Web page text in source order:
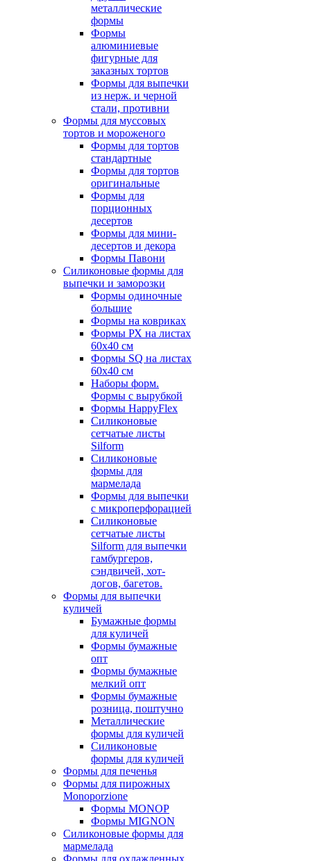
металлические
формы
Формы
алюминиевые
фигурные для
заказных тортов
Формы для выпечки
из нерж. и черной
стали, противни
Формы для муссовых
тортов и мороженого
Формы для тортов
стандартные
Формы для тортов
оригинальные
Формы для
порционных
десертов
Формы для мини-
десертов и декора
Формы Павони
Силиконовые формы для
выпечки и заморозки
Формы одиночные
большие
Формы на ковриках
Формы РХ на листах
60х40 см
Формы SQ на листах
60х40 см
Наборы форм.
Формы с вырубкой
Формы HappyFlex
Силиконовые
сетчатые листы
Silform
Силиконовые
формы для
мармелада
Формы для выпечки
с микроперфорацией
Силиконовые
сетчатые листы
Silform для выпечки
гамбургеров,
сэндвичей, хот-
догов, багетов.
Формы для выпечки
куличей
Бумажные формы
для куличей
Формы бумажные
опт
Формы бумажные
мелкий опт
Формы бумажные
розница, поштучно
Металлические
формы для куличей
Силиконовые
формы для куличей
Формы для печенья
Формы для пирожных
Monoporzione
Формы MONOP
Формы MIGNON
Силиконовые формы для
мармелада
Формы для oхлажденных